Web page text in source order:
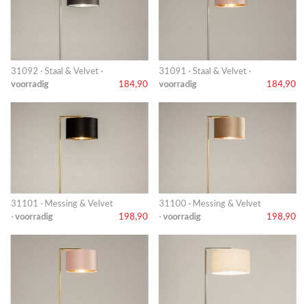
31092 · Staal & Velvet ·
voorradig
184,90
31091 · Staal & Velvet ·
voorradig
184,90
31101 · Messing & Velvet
· voorradig 198,90
31100 · Messing & Velvet
· voorradig 198,90